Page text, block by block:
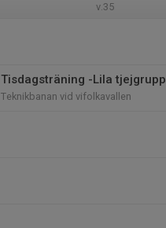
v.35
Tisdagsträning -Lila tjejgrupp
Teknikbanan vid vifolkavallen